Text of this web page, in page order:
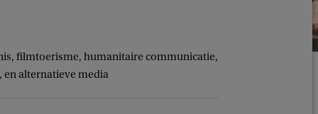
filmtoerisme, humanitaire communicatie,
alternatieve media